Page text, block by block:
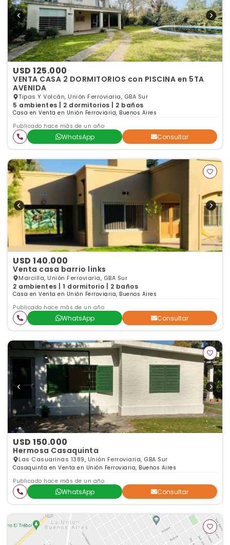
USD 125.000
VENTA CASA 2 DORMITORIOS con PISCINA en 5TA
AVENIDA
Tipas Y Volcán, Unión Ferroviaria, GBA Sur
5 ambientes | 2 dormitorios | 2 baños
Casa en Venta en Unión Ferroviaria, Buenos Aires
Publicado hace más de un año
WhatsApp Consultar
USD 140.000
Venta casa barrio links
Marcilla, Unión Ferroviaria, GBA Sur
2 ambientes | 1 dormitorio | 2 baños
Casa en Venta en Unión Ferroviaria, Buenos Aires
Publicado hace más de un año
WhatsApp Consultar
USD 150.000
Hermosa Casaquinta
Las Casuarinas 1389, Unión Ferroviaria, GBA Sur
Casaquinta en Venta en Unión Ferroviaria, Buenos Aires
Publicado hace más de un año
WhatsApp Consultar